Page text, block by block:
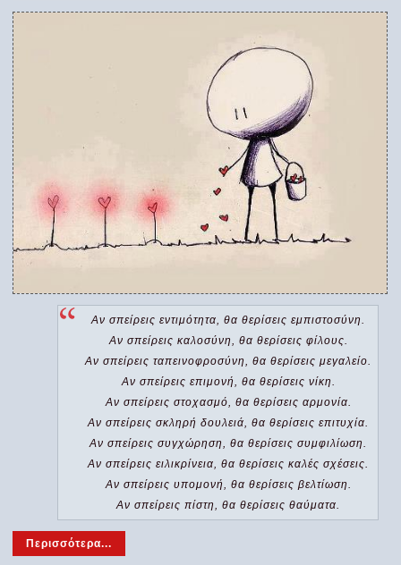
Αν σπείρεις εντιμότητα, θα θερίσεις εμπιστοσύνη.
Αν σπείρεις καλοσύνη, θα θερίσεις φίλους.
Αν σπείρεις ταπεινοφροσύνη, θα θερίσεις μεγαλείο.
Αν σπείρεις επιμονή, θα θερίσεις νίκη.
Αν σπείρεις στοχασμό, θα θερίσεις αρμονία.
Αν σπείρεις σκληρή δουλειά, θα θερίσεις επιτυχία.
Αν σπείρεις συγχώρηση, θα θερίσεις συμφιλίωση.
Αν σπείρεις ειλικρίνεια, θα θερίσεις καλές σχέσεις.
Αν σπείρεις υπομονή, θα θερίσεις βελτίωση.
Αν σπείρεις πίστη, θα θερίσεις θαύματα.
Περισσότερα...